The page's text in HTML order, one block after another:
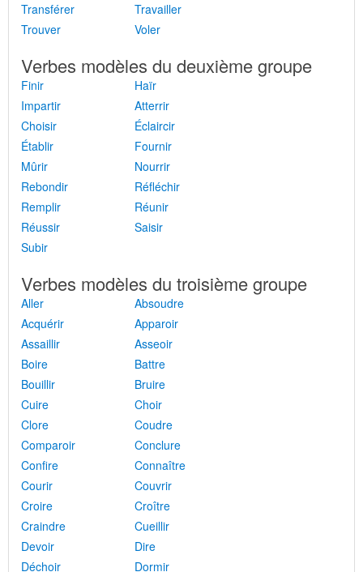
Transférer
Travailler
Trouver
Voler
Verbes modèles du deuxième groupe
Finir
Haïr
Impartir
Atterrir
Choisir
Éclaircir
Établir
Fournir
Mûrir
Nourrir
Rebondir
Réfléchir
Remplir
Réunir
Réussir
Saisir
Subir
Verbes modèles du troisième groupe
Aller
Absoudre
Acquérir
Apparoir
Assaillir
Asseoir
Boire
Battre
Bouillir
Bruire
Cuire
Choir
Clore
Coudre
Comparoir
Conclure
Confire
Connaître
Courir
Couvrir
Croire
Croître
Craindre
Cueillir
Devoir
Dire
Déchoir
Dormir